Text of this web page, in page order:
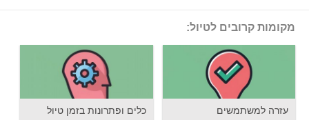
מקומות קרובים לטיול:
עזרה למשתמשים כלים ופתרונות בזמן טיול